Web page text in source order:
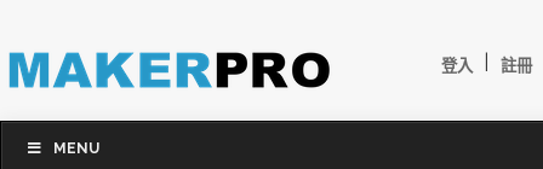
登入 註冊
MENU